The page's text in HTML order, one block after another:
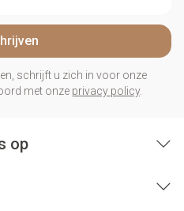
schrijft u zich in voor onze
met onze privacy policy.
op